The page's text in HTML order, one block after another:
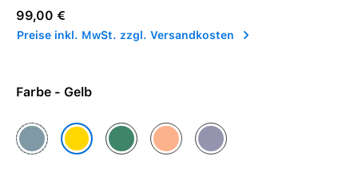
Regulärer Preis:
99,00 €
Preise inkl. MwSt. zzgl. Versandkosten
Farbe - Gelb
Blau Gelb Grün Orange Violett